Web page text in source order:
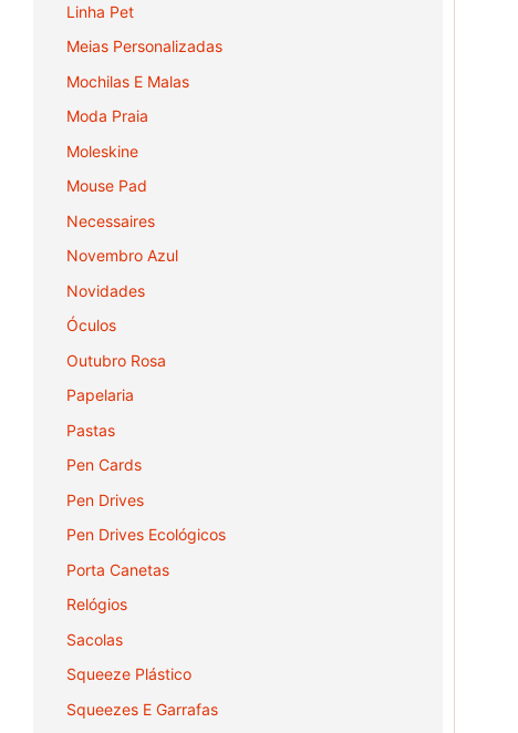
Linha Pet
Meias Personalizadas
Mochilas E Malas
Moda Praia
Moleskine
Mouse Pad
Necessaires
Novembro Azul
Novidades
Óculos
Outubro Rosa
Papelaria
Pastas
Pen Cards
Pen Drives
Pen Drives Ecológicos
Porta Canetas
Relógios
Sacolas
Squeeze Plástico
Squeezes E Garrafas